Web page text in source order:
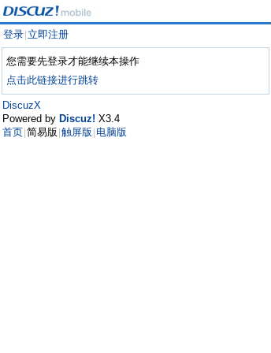
登录 立即注册
您需要先登录才能继续本操作
点击此链接进行跳转
DiscuzX
Powered by Discuz! X3.4
首页 简易版 触屏版 电脑版